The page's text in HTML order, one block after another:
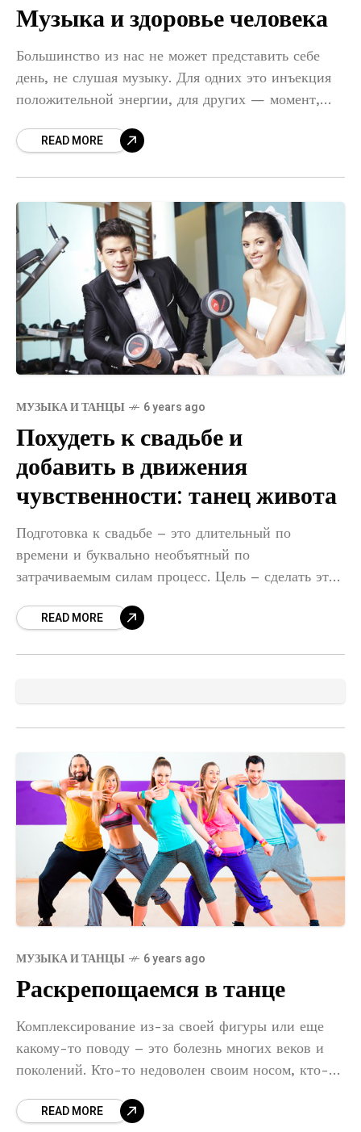
Музыка и здоровье человека
Большинство из нас не может представить себе
день, не слушая музыку. Для одних это инъекция
положительной энергии, для других — момент,
жизни и забыть
READ MORE
МУЗЫКА И ТАНЦЫ 6 years ago
Похудеть к свадьбе и
добавить в движения
чувственности: танец живота
Подготовка к свадьбе – это длительный по
времени и буквально необъятный по
затрачиваемым силам процесс. Цель – сделать этот
данном отношении старается больше всех.
READ MORE
МУЗЫКА И ТАНЦЫ 6 years ago
Раскрепощаемся в танце
Комплексирование из-за своей фигуры или еще
какому-то поводу – это болезнь многих веков и
поколений. Кто-то недоволен своим носом, кто-то
фигурой, но причина всего
READ MORE